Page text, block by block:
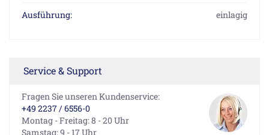
Ausführung: einlagig
Service & Support
Fragen Sie unseren Kundenservice:
+49 2237 / 6556-0
Montag - Freitag: 8 - 20 Uhr
Samstag: 9 - 17 Uhr